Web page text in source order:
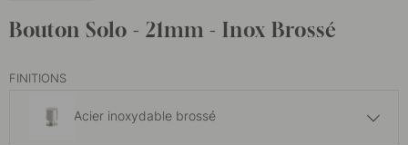
Bouton Solo - 21mm - Inox Brossé
FINITIONS
Acier inoxydable brossé